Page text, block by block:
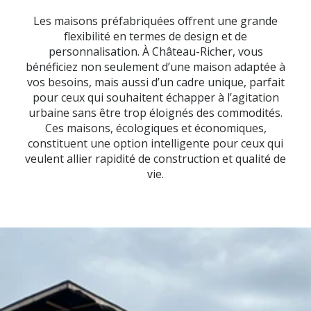
Les maisons préfabriquées offrent une grande
flexibilité en termes de design et de
personnalisation. À Château-Richer, vous
bénéficiez non seulement d’une maison adaptée à
vos besoins, mais aussi d’un cadre unique, parfait
pour ceux qui souhaitent échapper à l’agitation
urbaine sans être trop éloignés des commodités.
Ces maisons, écologiques et économiques,
constituent une option intelligente pour ceux qui
veulent allier rapidité de construction et qualité de
vie.